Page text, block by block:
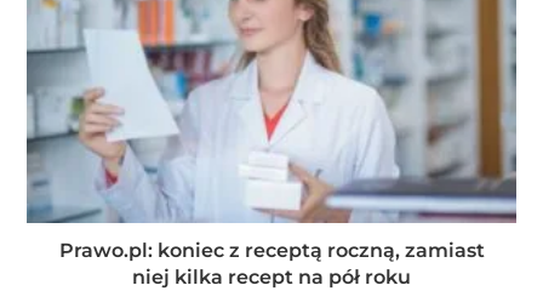
Prawo.pl: koniec z receptą roczną, zamiast
niej kilka recept na pół roku